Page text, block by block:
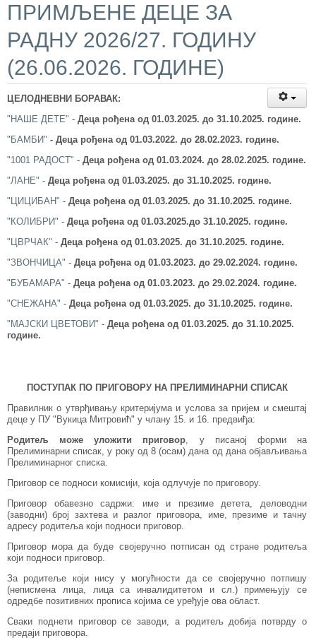
ПРИМЉЕНЕ ДЕЦЕ ЗА
РАДНУ 2026/27. ГОДИНУ
(26.06.2026. ГОДИНЕ)
ЦЕЛОДНЕВНИ БОРАВАК:
"НАШЕ ДЕТЕ" - Деца рођена од 01.03.2025. до 31.10.2025. године.
"БАМБИ" - Деца рођена од 01.03.2022. до 28.02.2023. године.
"1001 РАДОСТ" - Деца рођена од 01.03.2024. до 28.02.2025. године.
"ЛАНЕ" - Деца рођена од 01.03.2025. до 31.10.2025. године.
"ЦИЦИБАН" - Деца рођена од 01.03.2025. до 31.10.2025. године.
"КОЛИБРИ" - Деца рођена од 01.03.2025.до 31.10.2025. године.
"ЦВРЧАК" - Деца рођена од 01.03.2025. до 31.10.2025. године.
"ЗВОНЧИЦА" - Деца рођена од 01.03.2023. до 29.02.2024. године.
"БУБАМАРА" - Деца рођена од 01.03.2023. до 29.02.2024. године.
"СНЕЖАНА" - Деца рођена од 01.03.2025. до 31.10.2025. године.
"МАЈСКИ ЦВЕТОВИ" - Деца рођена од 01.03.2025. до 31.10.2025.
године.
ПОСТУПАК ПО ПРИГОВОРУ НА ПРЕЛИМИНАРНИ СПИСАК
Правилник о утврђивању критеријума и услова за пријем и смештај
деце у ПУ "Вукица Митровић" у члану 15. и 16. предвиђа:
Родитељ може уложити приговор, у писаној форми на
Прелиминарни списак, у року од 8 (осам) дана од дана објављивања
Прелиминарног списка.
Приговор се подноси комисији, која одлучује по приговору.
Приговор обавезно садржи: име и презиме детета, деловодни
(заводни) број захтева и разлог приговора, име, презиме и тачну
адресу родитеља који подноси приговор.
Приговор мора да буде својеручно потписан од стране родитеља
који подноси приговор.
За родитеље који нису у могућности да се својеручно потпишу
(неписмена лица, лица са инвалидитетом и сл.) примењују се
одредбе позитивних прописа којима се уређује ова област.
Сваки поднети приговор се заводи, а родитељ добија потврду о
предаји приговора.